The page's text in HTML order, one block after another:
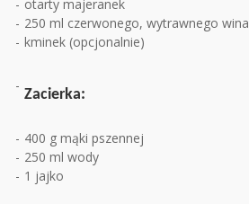
otarty majeranek
250 ml czerwonego, wytrawnego wina
kminek (opcjonalnie)
Zacierka:
400 g mąki pszennej
250 ml wody
1 jajko